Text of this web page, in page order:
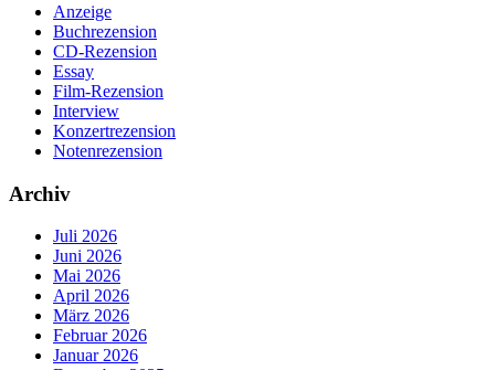
Anzeige
Buchrezension
CD-Rezension
Essay
Film-Rezension
Interview
Konzertrezension
Notenrezension
Archiv
Juli 2026
Juni 2026
Mai 2026
April 2026
März 2026
Februar 2026
Januar 2026